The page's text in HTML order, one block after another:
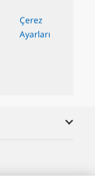
Çerez
Ayarları